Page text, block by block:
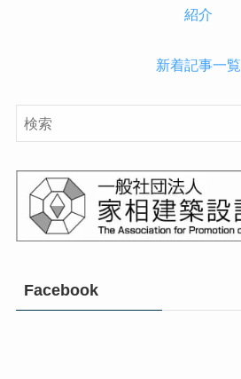
新着記事一覧
Facebook